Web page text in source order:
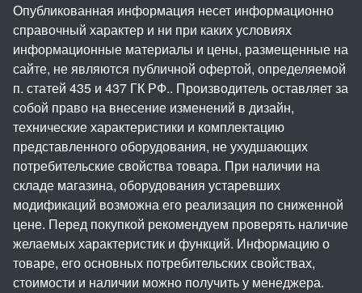
Опубликованная информация несет информационно
справочный характер и ни при каких условиях
информационные материалы и цены, размещенные на
сайте, не являются публичной офертой, определяемой
п. статей 435 и 437 ГК РФ.. Производитель оставляет за
собой право на внесение изменений в дизайн,
технические характеристики и комплектацию
представленного оборудования, не ухудшающих
потребительские свойства товара. При наличии на
складе магазина, оборудования устаревших
модификаций возможна его реализация по сниженной
цене. Перед покупкой рекомендуем проверять наличие
желаемых характеристик и функций. Информацию о
товаре, его основных потребительских свойствах,
стоимости и наличии можно получить у менеджера.